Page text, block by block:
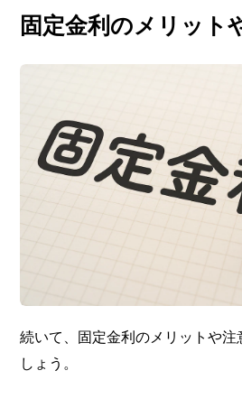
固定金利のメリット
続いて、固定金利のメリットや注
しょう。